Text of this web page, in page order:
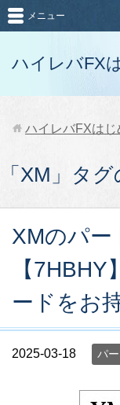
ハイレバFX
メニュー
ハイレバFXはじ
「XM」タ
XMのパー
【
ードをお
2025-03-18 パ